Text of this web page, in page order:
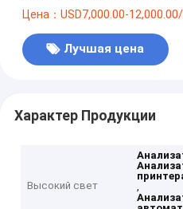
диагноза диабета
Цена：USD7,000.00-
Лучшая цена
Характер Продукции
Высокий свет
,